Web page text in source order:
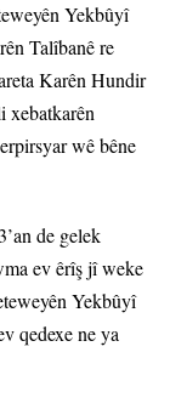
Yekbûyî
Talîbanê re
Karên Hundir
xebatkarên
wê bêne
de gelek
ev êrîş jî weke
Yekbûyî
qedexe ne ya